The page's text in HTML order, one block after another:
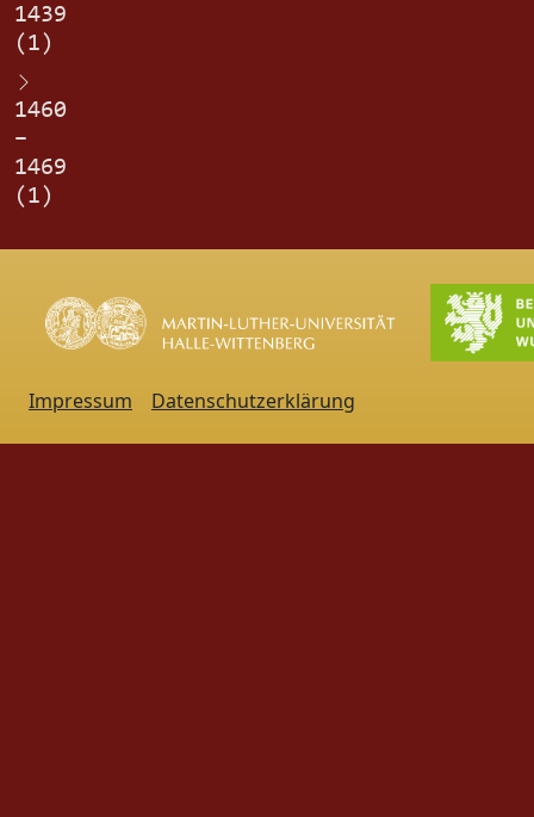
1439
(1)
1460
–
1469
(1)
Impressum Datenschutzerklärung